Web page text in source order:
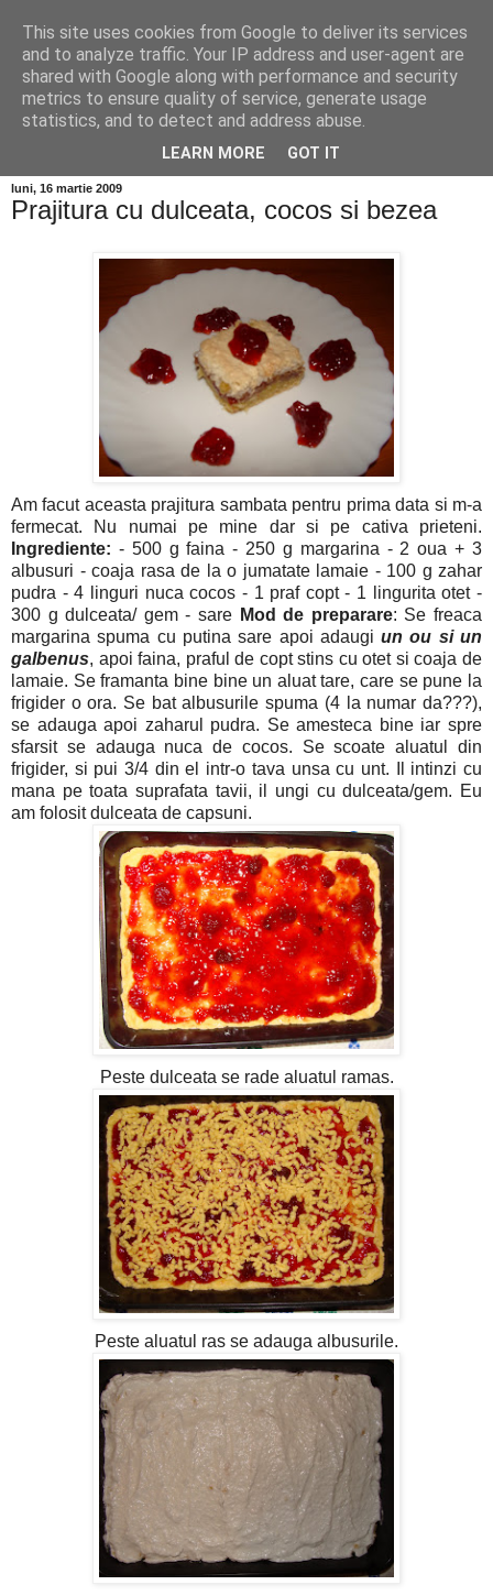
luni, 16 martie 2009
Prajitura cu dulceata, cocos si bezea
Am facut aceasta prajitura sambata pentru prima data si m-a
fermecat. Nu numai pe mine dar si pe cativa prieteni.
Ingrediente: - 500 g faina - 250 g margarina - 2 oua + 3
albusuri - coaja rasa de la o jumatate lamaie - 100 g zahar
pudra - 4 linguri nuca cocos - 1 praf copt - 1 lingurita otet -
300 g dulceata/ gem - sare Mod de preparare: Se freaca
margarina spuma cu putina sare apoi adaugiun ou si un
galbenus, apoi faina, praful de copt stins cu otet si coaja de
lamaie. Se framanta bine bine un aluat tare, care se pune la
frigider o ora. Se bat albusurile spuma (4 la numar da???),
se adauga apoi zaharul pudra. Se amesteca bine iar spre
sfarsit se adauga nuca de cocos. Se scoate aluatul din
frigider, si pui 3/4 din el intr-o tava unsa cu unt. Il intinzi cu
mana pe toata suprafata tavii, il ungi cu dulceata/gem. Eu
am folosit dulceata de capsuni.
Peste dulceata se rade aluatul ramas.
Peste aluatul ras se adauga albusurile.
This site uses cookies from Google to deliver its services
and to analyze traffic. Your IP address and user-agent are
shared with Google along with performance and security
metrics to ensure quality of service, generate usage
statistics, and to detect and address abuse.
LEARN MORE GOT IT